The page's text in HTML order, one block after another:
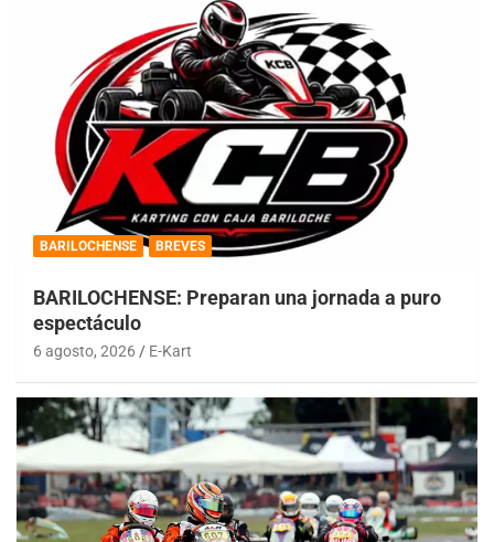
BARILOCHENSE BREVES
BARILOCHENSE: Preparan una jornada a puro
espectáculo
6 agosto, 2026 E-Kart